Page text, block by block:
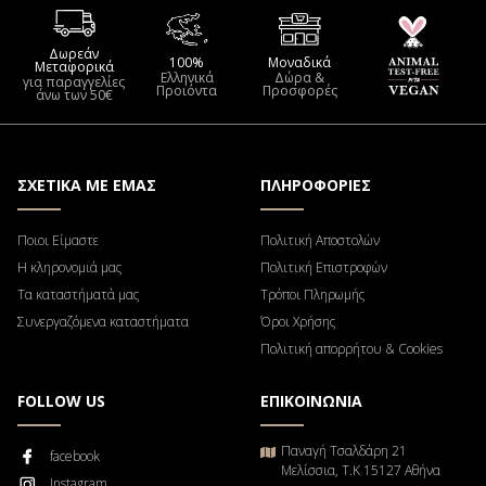
Δωρεάν
Μεταφορικά
για παραγγελίες
άνω των 50€
100%
Ελληνικά
Προιόντα
Μοναδικά
Δώρα &
Προσφορές
ΣΧΕΤΙΚΑ ΜΕ ΕΜΑΣ
Ποιοι Είμαστε
Η κληρονομιά μας
Τα καταστήματά μας
Συνεργαζόμενα καταστήματα
ΠΛΗΡΟΦΟΡΙΕΣ
Πολιτική Αποστολών
Πολιτική Επιστροφών
Τρόποι Πληρωμής
Όροι Χρήσης
Πολιτική απορρήτου & Cookies
FOLLOW US
facebook
ΕΠΙΚΟΙΝΩΝΙΑ
Παναγή Τσαλδάρη 21
Μελίσσια, Τ.Κ 15127 Αθήνα